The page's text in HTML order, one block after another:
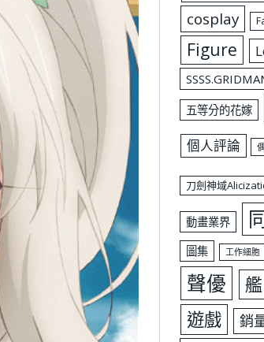
cosplay
Figure
五等分的花嫁
個人評論
刀劍神域
動畫業界
圖集 工作細胞
聲優
遊戲 銷